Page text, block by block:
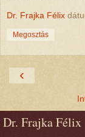
Dr. Frajka Félix
Megosztás
‹
Dr. Frajka Félix